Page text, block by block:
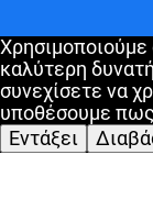
καλύτερη
συνεχίσετε να
υποθέσουμε πως
Εντάξει